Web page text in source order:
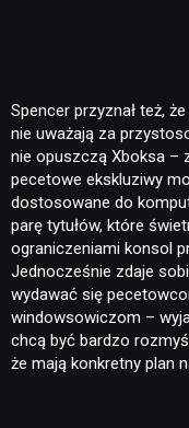
Spencer przyznał też,
nie uważają za
nie opuszczą Xboksa –
pecetowe ekskluziwy
dostosowane do
parę tytułów, które
ograniczeniami konsol
Jednocześnie zdaje
wydawać się
windowsowiczom –
chcą być bardzo
że mają konkretny plan